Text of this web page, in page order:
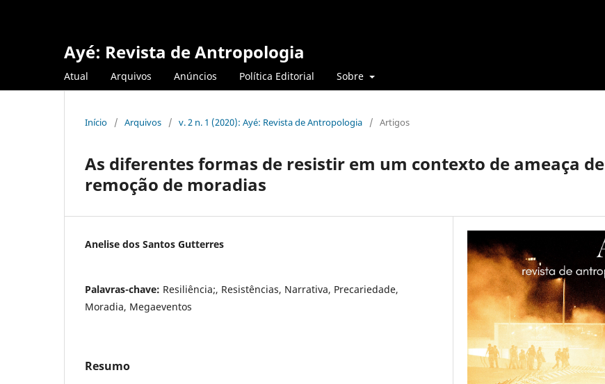
Ayé: Revista de Antropologia
Atual Arquivos Anúncios Política Editorial Sobre
Início / Arquivos / v. 2 n. 1 (2020): Ayé: Revista de Antropologia / Artigos
As diferentes formas de resistir em um contexto de ameaça de
remoção de moradias
Anelise dos Santos Gutterres
Palavras-chave: Resiliência;, Resistências, Narrativa, Precariedade,
Moradia, Megaeventos
Resumo